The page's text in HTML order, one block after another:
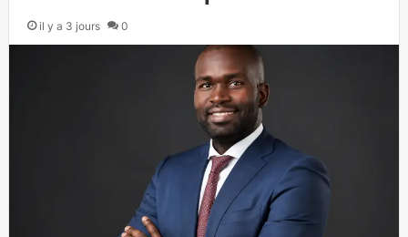
il y a 3 jours 0